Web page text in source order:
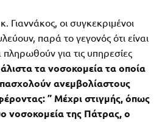
Γιαννάκος, οι συγκεκριμένοι
παρά το γεγονός ότι είναι
για τις υπηρεσίες
τα νοσοκομεία τα οποία
ανεμβολίαστους
” Μέχρι στιγμής, όπως
νοσοκομεία της Πάτρας, ο